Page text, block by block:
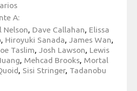
A:
Nelson, Dave Callahan, Elissa
, Hiroyuki Sanada, James Wan,
Taslim, Josh Lawson, Lewis
, Mehcad Brooks, Mortal
, Sisi Stringer, Tadanobu